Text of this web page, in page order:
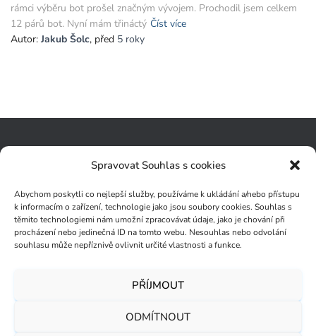
Spravovat Souhlas s cookies
Abychom poskytli co nejlepší služby, používáme k ukládání a/nebo přístupu
k informacím o zařízení, technologie jako jsou soubory cookies. Souhlas s
těmito technologiemi nám umožní zpracovávat údaje, jako je chování při
procházení nebo jedinečná ID na tomto webu. Nesouhlas nebo odvolání
souhlasu může nepříznivě ovlivnit určité vlastnosti a funkce.
PŘÍJMOUT
ODMÍTNOUT
rámci výběru bot prošel značným vývojem. Prochodil jsem celkem
12 párů bot. Nyní mám třináctý Číst více
Autor: Jakub Šolc, před 5 roky
ZÁSADY OCHRANY OSOBNÍCH ÚDAJŮ
ZÁSADY COOKIES (EU)